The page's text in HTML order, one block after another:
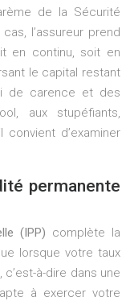
de la Sécurité
l’assureur prend
en continu, soit en
le capital restant
de carence et des
aux stupéfiants,
d’examiner
permanente
(IPP) complète la
lorsque votre taux
à-dire dans une
à exercer votre